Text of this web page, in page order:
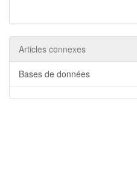
Articles connexes
Bases de données